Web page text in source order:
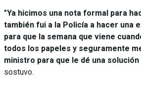
"Ya hicimos una nota formal para
también fui a la Policía a hacer una
para que la semana que viene
todos los papeles y seguramente
ministro para que le dé una
sostuvo.